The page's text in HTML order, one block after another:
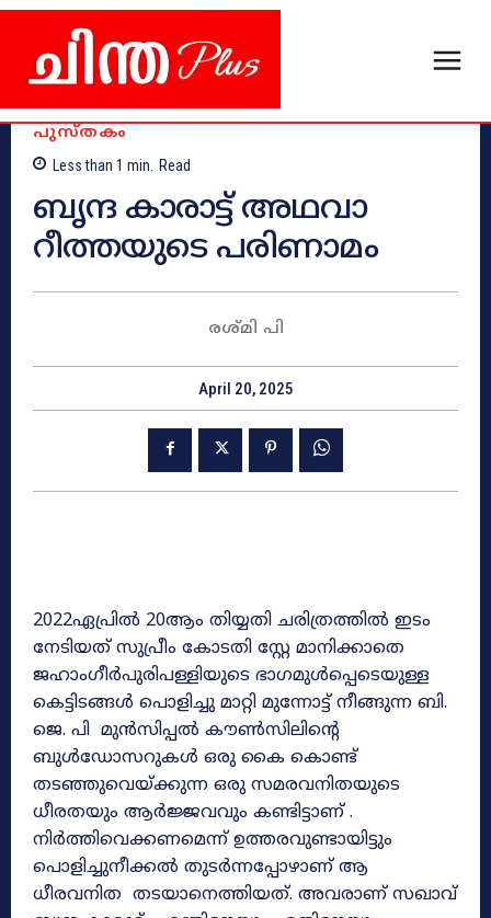
പുസ്തകം
Less than 1 min. Read
ബൃന്ദ കാരാട്ട് അഥവാ
റീത്തയുടെ പരിണാമം
രശ്മി പി
April 20, 2025
2022ഏപ്രിൽ 20ആം തിയ്യതി ചരിത്രത്തിൽ ഇടം
നേടിയത് സുപ്രീം കോടതി സ്റ്റേ മാനിക്കാതെ
ജഹാംഗീർപുരിപള്ളിയുടെ ഭാഗമുൾപ്പെടെയുള്ള
കെട്ടിടങ്ങൾ പൊളിച്ചു മാറ്റി മുന്നോട്ട് നീങ്ങുന്ന ബി.
ജെ. പി മുൻസിപ്പൽ കൗൺസിലിന്റെ
ബുൾഡോസറുകൾ ഒരു കൈ കൊണ്ട്
തടഞ്ഞുവെയ്ക്കുന്ന ഒരു സമരവനിതയുടെ
ധീരതയും ആർജ്ജവവും കണ്ടിട്ടാണ് .
നിർത്തിവെക്കണമെന്ന് ഉത്തരവുണ്ടായിട്ടും
പൊളിച്ചുനീക്കൽ തുടർന്നപ്പോഴാണ് ആ
ധീരവനിത തടയാനെത്തിയത്. അവരാണ് സഖാവ്